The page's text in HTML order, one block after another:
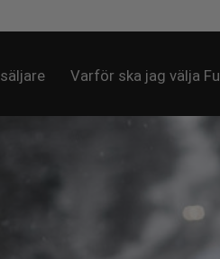
Varför ska jag välja